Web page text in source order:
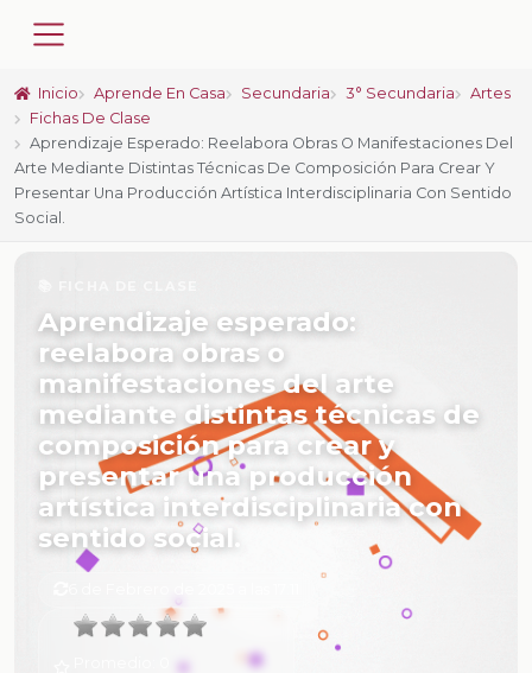
Inicio Aprende En Casa Secundaria 3° Secundaria
Artes
Fichas De Clase
Aprendizaje Esperado: Reelabora Obras O Manifestaciones Del
Arte Mediante Distintas Técnicas De Composición Para Crear Y
Presentar Una Producción Artística Interdisciplinaria Con Sentido
Social.
Aprendizaje esperado:
reelabora obras o
manifestaciones del arte
mediante distintas técnicas de
composición para crear y
presentar una producción
artística interdisciplinaria con
sentido social.